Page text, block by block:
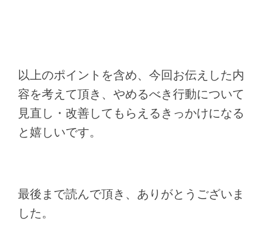
以上のポイントを含め、今回お伝えした内
容を考えて頂き、やめるべき行動について
見直し・改善してもらえるきっかけになる
と嬉しいです。
最後まで読んで頂き、ありがとうございま
した。